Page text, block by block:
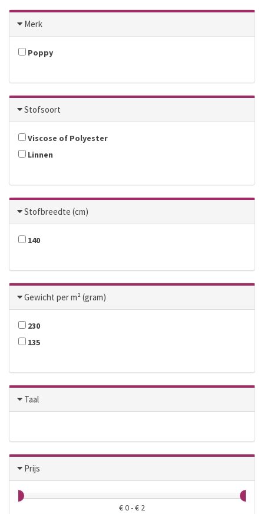
Merk
Poppy
Stofsoort
Viscose of Polyester
Linnen
Stofbreedte (cm)
140
Gewicht per m² (gram)
230
135
Taal
Prijs
€0- € 2